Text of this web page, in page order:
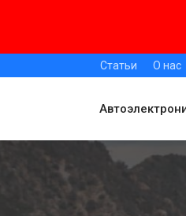
Статьи О нас